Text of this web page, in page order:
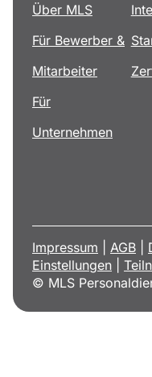
Über MLS
Für Bewerber &
Mitarbeiter
Für
Unternehmen
© MLS
Impressum AGB
Einstellungen